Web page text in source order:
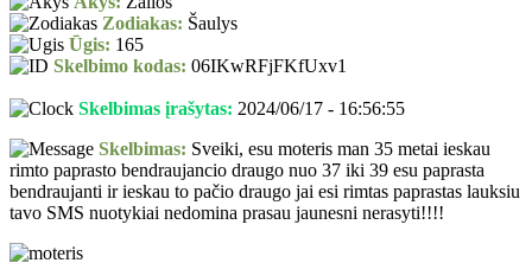
Zodiakas: Šaulys
Ūgis: 165
Skelbimo kodas: 06IKwRFjFKfUxv1
Skelbimas įrašytas: 2024/06/17 - 16:56:55
Skelbimas: Sveiki, esu moteris man 35 metai ieskau
rimto paprasto bendraujancio draugo nuo 37 iki 39 esu paprasta
bendraujanti ir ieskau to pačio draugo jai esi rimtas paprastas lauksiu
tavo SMS nuotykiai nedomina prasau jaunesni nerasyti!!!!